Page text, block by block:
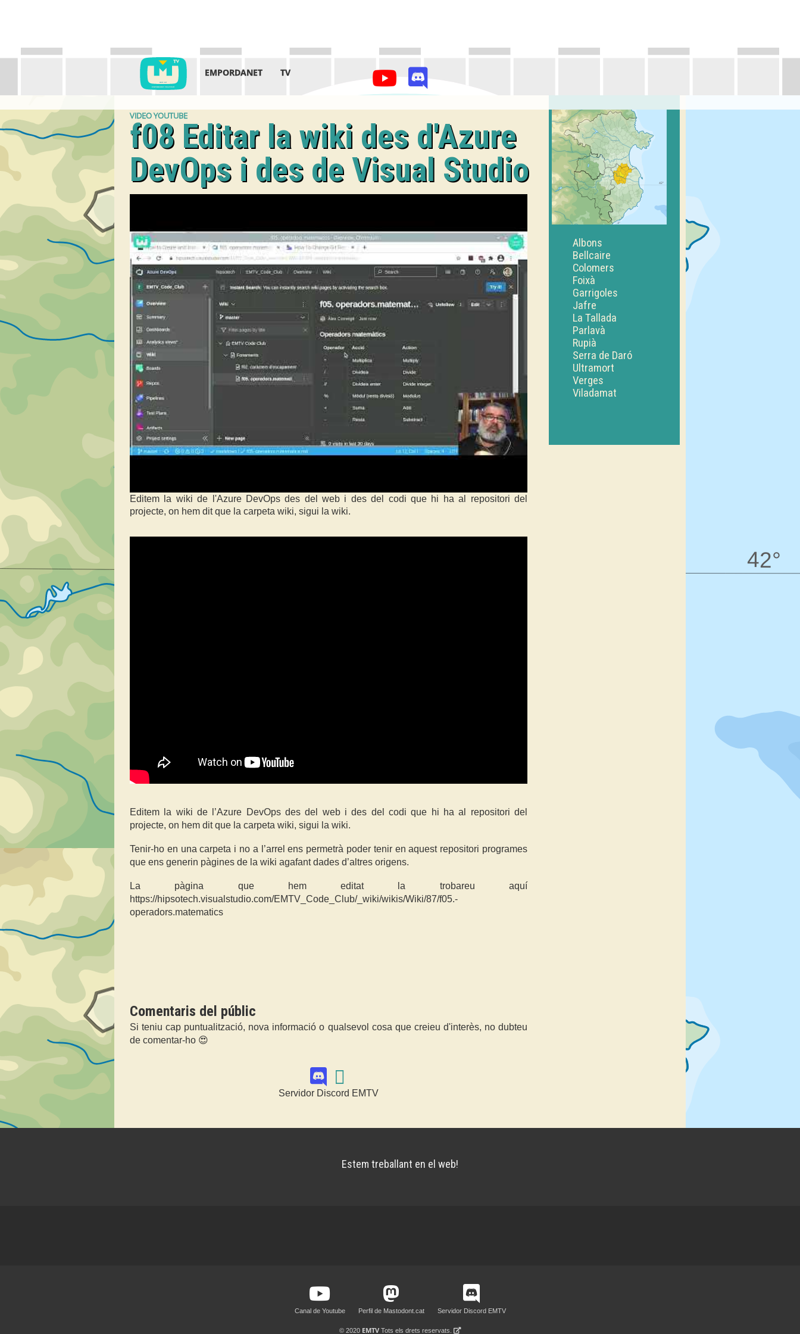
EMPORDANET TV
VIDEO YOUTUBE
f08 Editar la wiki des d'Azure
DevOps i des de Visual Studio
Editem la wiki de l'Azure DevOps des del web i des del codi que hi ha al repositori del
projecte, on hem dit que la carpeta wiki, sigui la wiki.
Editem la wiki de l’Azure DevOps des del web i des del codi que hi ha al repositori del
projecte, on hem dit que la carpeta wiki, sigui la wiki.
Tenir-ho en una carpeta i no a l’arrel ens permetrà poder tenir en aquest repositori programes
que ens generin pàgines de la wiki agafant dades d’altres origens.
La pàgina que hem editat la trobareu aquí
https://hipsotech.visualstudio.com/EMTV_Code_Club/_wiki/wikis/Wiki/87/f05.-
operadors.matematics
Comentaris del públic
Si teniu cap puntualització, nova informació o qualsevol cosa que creieu d'interès, no dubteu
de comentar-ho 😍
Servidor Discord EMTV
Albons
Bellcaire
Colomers
Foixà
Garrigoles
Jafre
La Tallada
Parlavà
Rupià
Serra de Daró
Ultramort
Verges
Viladamat
Estem treballant en el web!
Canal de Youtube Perfil de Mastodont.cat Servidor Discord EMTV
© 2020 EMTV Tots els drets reservats.